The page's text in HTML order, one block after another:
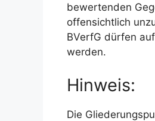
bewertenden
offensichtlich
BVerfG dürfen
werden.
Hinweis:
Die